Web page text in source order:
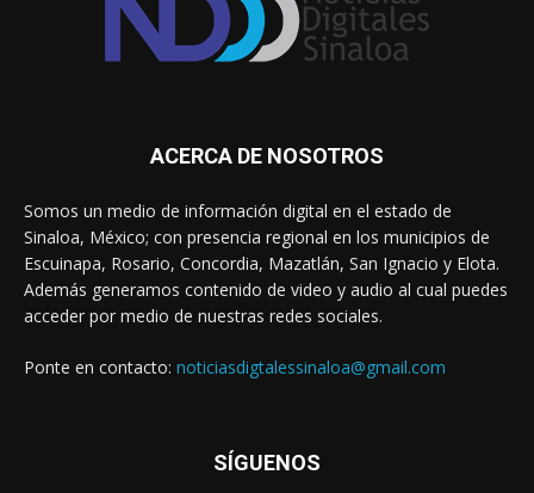
ACERCA DE NOSOTROS
Somos un medio de información digital en el estado de
Sinaloa, México; con presencia regional en los municipios de
Escuinapa, Rosario, Concordia, Mazatlán, San Ignacio y Elota.
Además generamos contenido de video y audio al cual puedes
acceder por medio de nuestras redes sociales.
Ponte en contacto: noticiasdigtalessinaloa@gmail.com
SÍGUENOS